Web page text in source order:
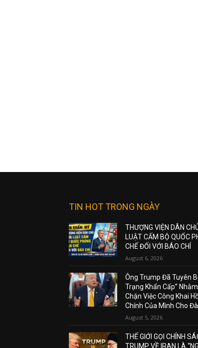
TIN HOT TRONG NGÀY
THƯỢNG VIỆN DÂN
LUẬT CẤM BỘ QUỐC
CHẾ ĐỐI VỚI BÁO CHÍ
August 6, 2026
Ông Trump Đã Tuyên
Trạng Khẩn Cấp”
Chặn Việc Công Khai
Chính Của Mình Cho
August 5, 2026
THẾ GIỚI GỌI CHÍNH
TRUMP VỀ IRAN LÀ